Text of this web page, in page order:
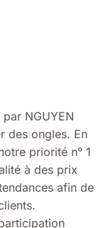
NGUYEN
des ongles. En
priorité n° 1
à des prix
afin de